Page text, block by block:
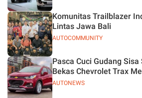
AUTOCOMMUNITY
Komunitas Trailblazer
Lintas Jawa Bali
AUTONEWS
Pasca Cuci Gudang
Bekas Chevrolet Trax